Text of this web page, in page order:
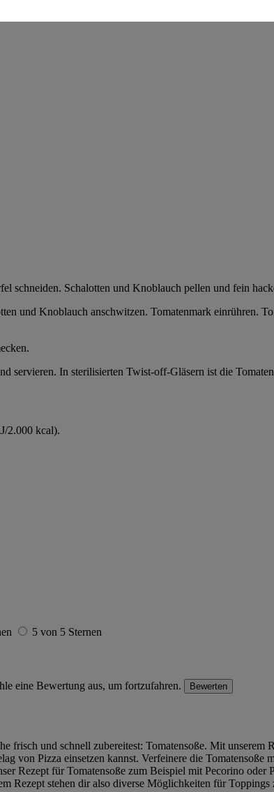
schneiden. Schalotten und Knoblauch pellen und fein
und Knoblauch anschwitzen. Tomatenmark einrühren.
servieren. In sterilisierten Twist-off-Gläsern ist die
2.000 kcal).
5 von 5 Sternen
eine Bewertung aus, um fortzufahren. Bewerten
und schnell zubereitest: Tomatensoße. Mit unserem
von Pizza einsetzen kannst. Verfeinere die
Rezept für Tomatensoße zum Beispiel mit Pecorino
Rezept stehen dir also diverse Möglichkeiten für